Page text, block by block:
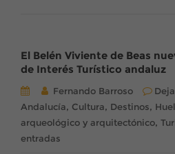
El Belén Viviente de Beas
de Interés Turístico andaluz
Fernando Barroso
Andalucía, Cultura, Destinos,
arqueológico y arquitectónico,
entradas